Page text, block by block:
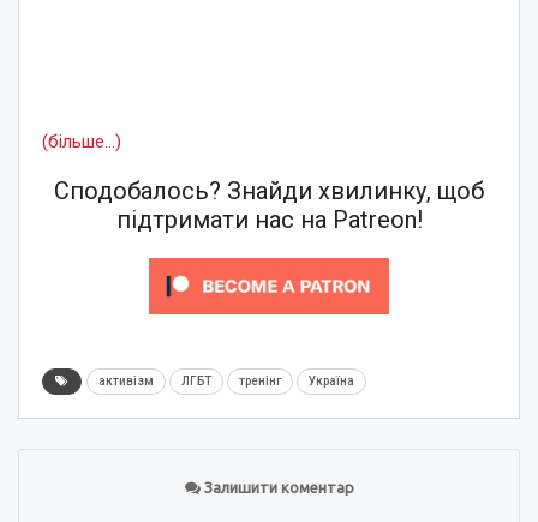
(більше…)
Сподобалось? Знайди хвилинку, щоб
підтримати нас на Patreon!
активізм ЛГБТ тренінг Україна
Залишити коментар